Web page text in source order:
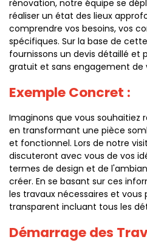
rénovation, notre équipe se
réaliser un état des lieux
comprendre vos besoins, vos
spécifiques. Sur la base de
fournissons un devis détaillé et
gratuit et sans engagement de
Exemple Concret :
Imaginons que vous souhaitiez
en transformant une pièce
et fonctionnel. Lors de notre
discuteront avec vous de vos
termes de design et de
créer. En se basant sur ces
les travaux nécessaires et vous
transparent incluant tous les
Démarrage des